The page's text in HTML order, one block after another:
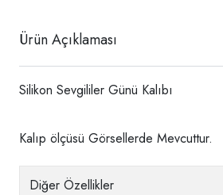
Ürün Açıklaması
Silikon Sevgililer Günü Kalıbı
Kalıp ölçüsü Görsellerde Mevcuttur.
Diğer Özellikler